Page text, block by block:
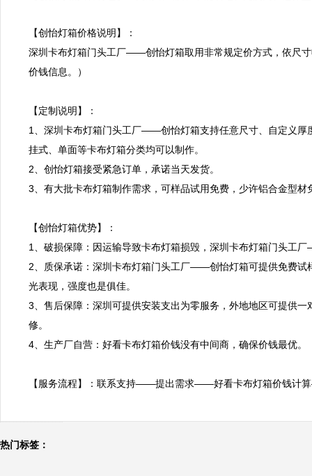
【创怡灯箱价格说明】：
深圳卡布灯箱门头工厂——创怡灯箱取用非常规定价方式，依尺
价钱信息。）
【定制说明】：
1、深圳卡布灯箱门头工厂——创怡灯箱支持任意尺寸、自定义厚
挂式、单面等卡布灯箱分类均可以制作。
2、创怡灯箱接受紧急订单，承诺当天发货。
3、有大批卡布灯箱制作需求，可样品试用免费，少许铝合金型材
【创怡灯箱优势】：
1、破损保障：因运输导致卡布灯箱损毁，深圳卡布灯箱门头工
2、质保承诺：深圳卡布灯箱门头工厂——创怡灯箱可提供免费试
光表现，强度也是俱佳。
3、售后保障：深圳可提供安装支出为零服务，外地地区可提供
修。
4、生产厂自营：好看卡布灯箱价钱没有中间商，确保价钱最优。
【服务流程】：联系支持——提出需求——好看卡布灯箱价钱
热门标签：